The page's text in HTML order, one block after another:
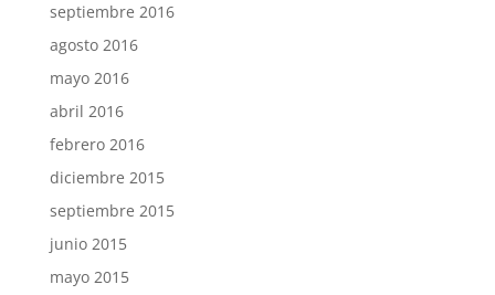
septiembre 2016
agosto 2016
mayo 2016
abril 2016
febrero 2016
diciembre 2015
septiembre 2015
junio 2015
mayo 2015